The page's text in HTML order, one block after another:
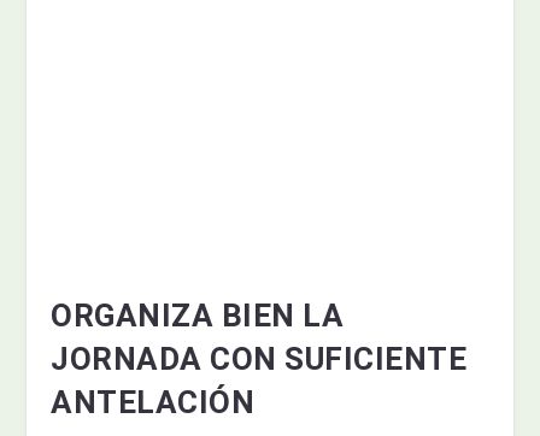
ORGANIZA BIEN LA
JORNADA CON SUFICIENTE
ANTELACIÓN